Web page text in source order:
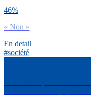
46%
« Non »
En detail
#société